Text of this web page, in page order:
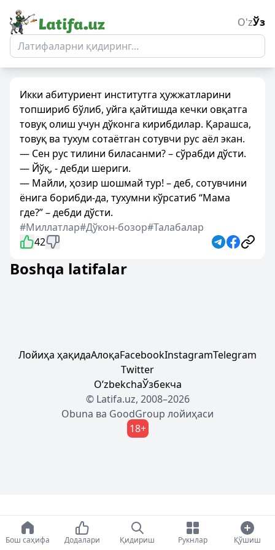
O'zЎз
Икки абитуриент институтга ҳужжатларини
топшириб бўлиб, уйга қайтишда кечки овқатга
товуқ олиш учун дўконга кирибдилар. Қарашса,
товуқ ва тухум сотаётган сотувчи рус аёл экан.
— Сен рус тилини биласанми? – сўрабди дўсти.
— Йўқ, - дебди шериги.
— Майли, ҳозир шошмай тур! – деб, сотувчини
ёнига борибди-да, тухумни кўрсатиб “Мама
где?” – дебди дўсти.
#Миллатлар#Дўкон-бозор#Талабалар
42
Boshqa latifalar
Лойиҳа ҳақидаАлоқаFacebookInstagramTelegram
Twitter
OʼzbekchaЎзбекча
© Latifa.uz, 2008–2026
Obuna ва GoodGroup лойиҳаси
18+
Бош саҳифа Додалари Қидириш Рукнлар Қўшиш